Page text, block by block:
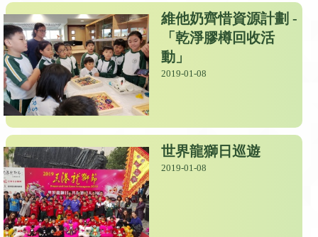
維他奶齊惜資源計劃 -
「乾淨膠樽回收活
動」
2019-01-08
世界龍獅日巡遊
2019-01-08